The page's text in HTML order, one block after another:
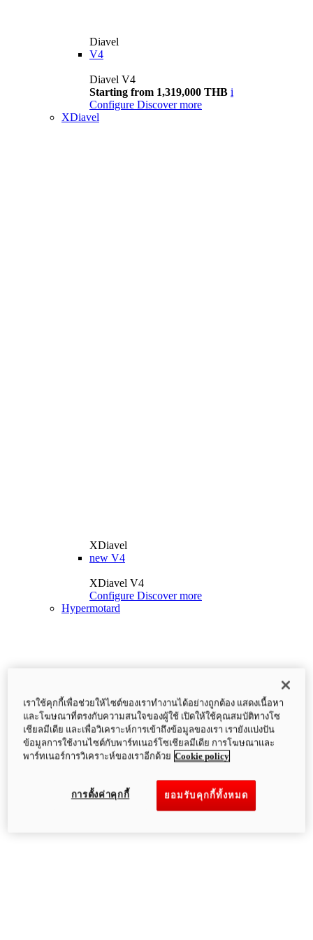
Diavel
V4
Diavel V4
Starting from 1,319,000 THB i
Configure Discover more
XDiavel
XDiavel
new V4
XDiavel V4
Configure Discover more
Hypermotard
เราใช้คุกกี้เพื่อช่วยให้ไซต์ของเราทำงานได้อย่างถูกต้อง แสดงเนื้อหา
และโฆษณาที่ตรงกับความสนใจของผู้ใช้ เปิดให้ใช้คุณสมบัติทางโซ
เชียลมีเดีย และเพื่อวิเคราะห์การเข้าถึงข้อมูลของเรา เรายังแบ่งปัน
ข้อมูลการใช้งานไซต์กับพาร์ทเนอร์โซเชียลมีเดีย การโฆษณาและ
พาร์ทเนอร์การวิเคราะห์ของเราอีกด้วย Cookie policy
ยอมรับคุกกี้ทั้งหมด
การตั้งค่าคุกกี้